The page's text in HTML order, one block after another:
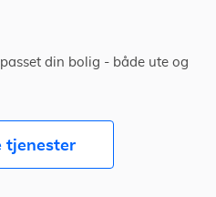
din bolig - både ute og
tjenester